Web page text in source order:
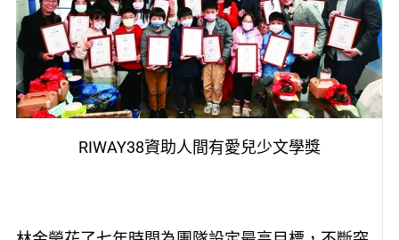
RIWAY38資助人間有愛兒少文學獎